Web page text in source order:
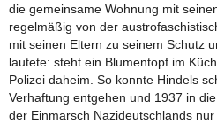
die gemeinsame Wohnung mit
regelmäßig von der
mit seinen Eltern zu seinem Schutz
lautete: steht ein Blumentopf im
Polizei daheim. So konnte Hindels
Verhaftung entgehen und 1937 in
der Einmarsch Nazideutschlands